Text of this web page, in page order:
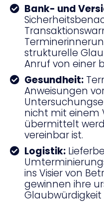
Bank- und
strukturelle
Anruf von einer
Gesundheit:
Anweisungen
nicht mit einem
übermittelt
vereinbar ist.
Logistik:
ins Visier von
gewinnen ihre
Glaubwürdigkeit